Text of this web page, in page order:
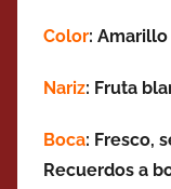
Color:
Nariz: Fruta
Boca: Fresco,
Recuerdos a